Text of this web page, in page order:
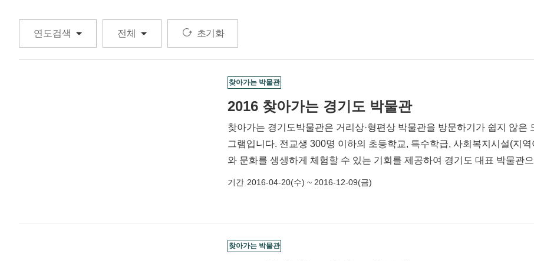
초기화
찾아가는 박물관
2016 찾아가는 경기도 박물관
찾아가는 경기도박물관은 거리상·형편상 박물관을 방문하기가 쉽지 않
그램입니다. 전교생 300명 이하의 초등학교, 특수학급, 사회복지시설(지
와 문화를 생생하게 체험할 수 있는 기회를 제공하여 경기도 대표 박물관
기간 2016-04-20(수) ~ 2016-12-09(금)
찾아가는 박물관